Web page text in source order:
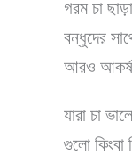
গরম চা
বন্ধুদের
আরও
যারা চা
গুলো কিংবা